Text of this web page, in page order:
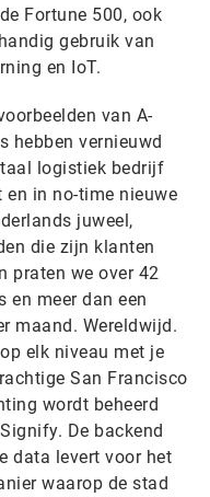
Fortune 500, ook
gebruik van
en IoT.
van A-
hebben vernieuwd
logistiek bedrijf
in no-time nieuwe
juweel,
die zijn klanten
praten we over 42
en meer dan een
maand. Wereldwijd.
elk niveau met je
San Francisco
wordt beheerd
De backend
data levert voor het
waarop de stad